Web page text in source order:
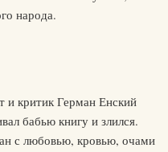
народа.
и критик Герман Енский
бабью книгу и злился.
с любовью, кровью, очами